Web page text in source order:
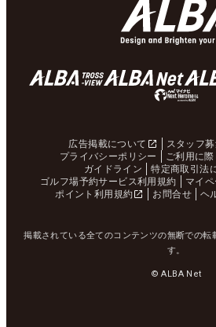
広告掲載について スタッフ
プライバシーポリシー
ご利用に際
ガイドライン
特定商取引法
ゴルフ場予約サービス利用規約
マイ
ポイント利用規約
お問合せ ヘ
掲載されている全てのコンテンツの無断での転
す。
© ALBA Net